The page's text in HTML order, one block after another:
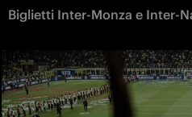
Biglietti Inter-Monza e Inter-